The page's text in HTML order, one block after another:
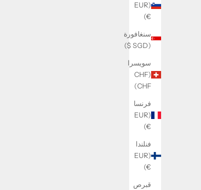
(EUR
€)
سنغافورة
(SGD $)
سويسرا
(CHF
CHF)
فرنسا
(EUR
€)
فنلندا
(EUR
€)
قبرص
السعر بعد الخصم
السعر من 129 kr